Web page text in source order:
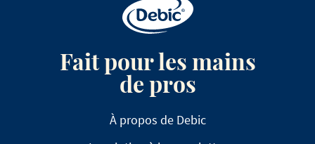
Fait pour les mains
de pros
À propos de Debic